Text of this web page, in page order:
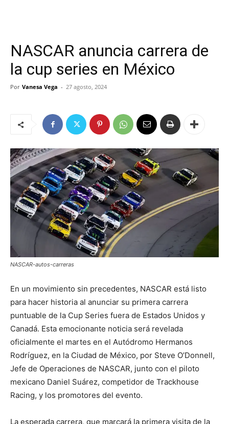
NASCAR anuncia carrera de
la cup series en México
Por Vanesa Vega - 27 agosto, 2024
NASCAR-autos-carreras
En un movimiento sin precedentes, NASCAR está listo
para hacer historia al anunciar su primera carrera
puntuable de la Cup Series fuera de Estados Unidos y
Canadá. Esta emocionante noticia será revelada
oficialmente el martes en el Autódromo Hermanos
Rodríguez, en la Ciudad de México, por Steve O’Donnell,
Jefe de Operaciones de NASCAR, junto con el piloto
mexicano Daniel Suárez, competidor de Trackhouse
Racing, y los promotores del evento.
La esperada carrera, que marcará la primera visita de la